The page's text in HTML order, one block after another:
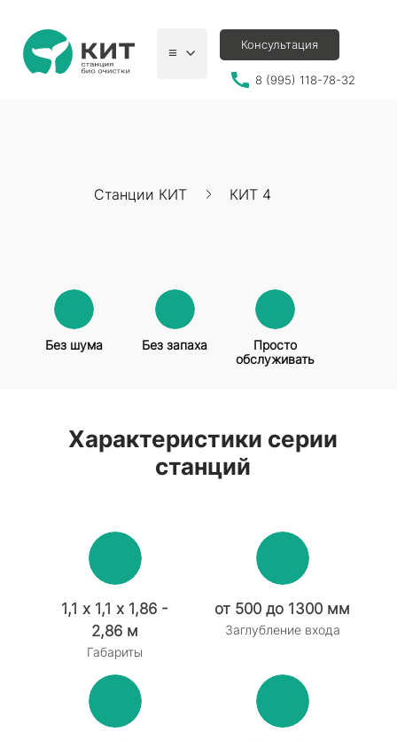
8 (995) 118-78-32
≡ Консультация
Станции КИТ КИТ 4
Просто
обслуживать
Без запаха
Без шума
Характеристики серии
станций
1,1 х 1,1 х 1,86 -
2,86 м
Габариты
от 500 до 1300 мм
Заглубление входа